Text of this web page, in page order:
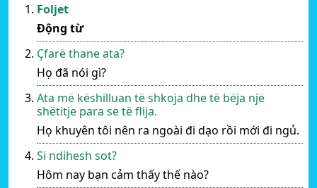
Foljet
Động từ
Çfarë thane ata?
Họ đã nói gì?
Ata më këshilluan të shkoja dhe të bëja një
shëtitje para se të flija.
Họ khuyên tôi nên ra ngoài đi dạo rồi mới đi ngủ.
Si ndihesh sot?
Hôm nay bạn cảm thấy thế nào?